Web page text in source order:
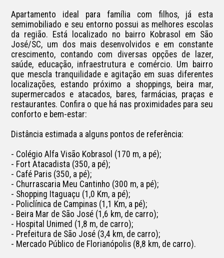
Apartamento ideal para família com filhos, já esta
semimobiliado e seu entorno possui as melhores escolas
da região. Está localizado no bairro Kobrasol em São
José/SC, um dos mais desenvolvidos e em constante
crescimento, contando com diversas opções de lazer,
saúde, educação, infraestrutura e comércio. Um bairro
que mescla tranquilidade e agitação em suas diferentes
localizações, estando próximo a shoppings, beira mar,
supermercados e atacados, bares, farmácias, praças e
restaurantes. Confira o que há nas proximidades para seu
conforto e bem-estar:
Distância estimada a alguns pontos de referência:
- Colégio Alfa Visão Kobrasol (170 m, a pé);
- Fort Atacadista (350, a pé);
- Café Paris (350, a pé);
- Churrascaria Meu Cantinho (300 m, a pé);
- Shopping Itaguaçu (1,0 Km, a pé);
- Policlínica de Campinas (1,1 Km, a pé);
- Beira Mar de São José (1,6 km, de carro);
- Hospital Unimed (1,8 m, de carro);
- Prefeitura de São José (3,4 km, de carro);
- Mercado Público de Florianópolis (8,8 km, de carro).